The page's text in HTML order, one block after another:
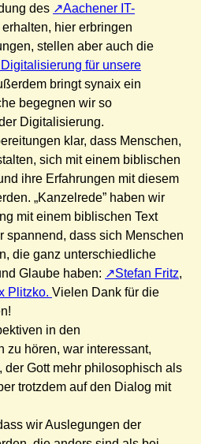
des
Aachener IT-
erhalten, hier erbringen
stellen aber auch die
für unsere
bringt synaix ein
begegnen wir so
Digitalisierung.
klar, dass Menschen,
sich mit einem biblischen
ihre Erfahrungen mit diesem
„Kanzelrede” haben wir
mit einem biblischen Text
spannend, dass sich Menschen
die ganz unterschiedliche
Glaube haben:
Stefan Fritz,
Plitzko. Vielen Dank für die
in den
zu hören, war interessant,
der Gott mehr philosophisch als
trotzdem auf den Dialog mit
wir Auslegungen der